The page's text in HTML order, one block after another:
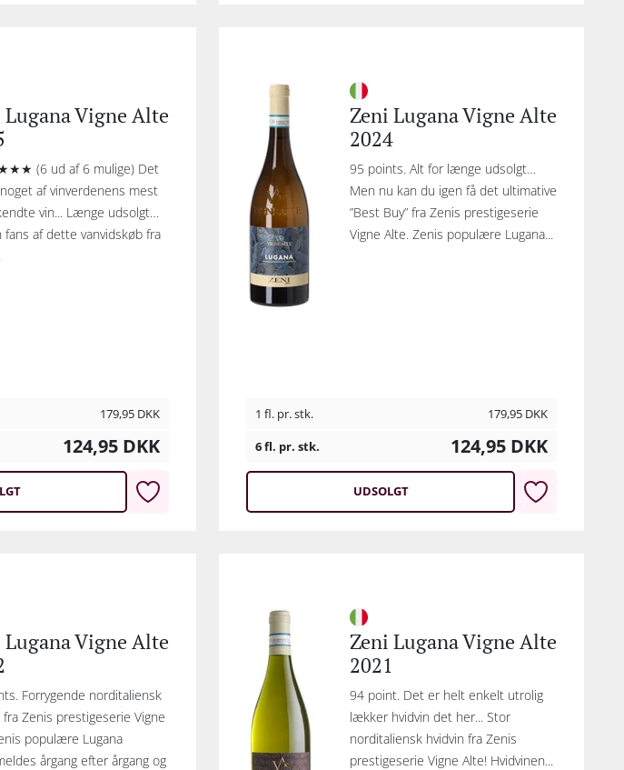
Lugana Vigne Alte
(6 ud af 6 mulige) Det
af vinverdenens mest
vin... Længe udsolgt…
fans af dette vanvidskøb fra
179,95 DKK
124,95 DKK
Zeni Lugana Vigne Alte
2024
95 points. Alt for længe udsolgt…
Men nu kan du igen få det ultimative
”Best Buy” fra Zenis prestigeserie
Vigne Alte. Zenis populære Lugana...
1 fl. pr. stk. 179,95 DKK
6 fl. pr. stk.
124,95 DKK
UDSOLGT
Lugana Vigne Alte
Forrygende norditaliensk
fra Zenis prestigeserie Vigne
populære Lugana
årgang efter årgang og
Zeni Lugana Vigne Alte
2021
94 point. Det er helt enkelt utrolig
lækker hvidvin det her... Stor
norditaliensk hvidvin fra Zenis
prestigeserie Vigne Alte! Hvidvinen...